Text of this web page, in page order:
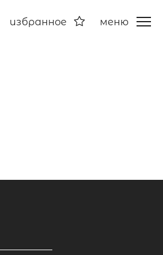
избранное меню